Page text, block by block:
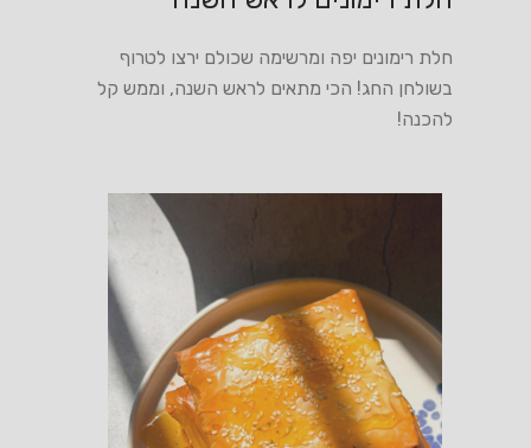
חלת רימונים יפה ומרשימה שכולם ירצו לטרוף
בשולחן החג! הכי מתאים לראש השנה, וממש קל
להכנה!